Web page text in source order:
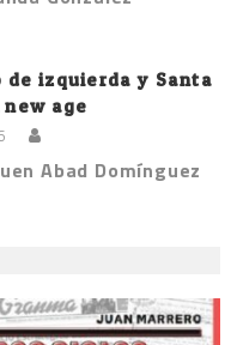
de izquierda y Santa
age
Abad Domínguez